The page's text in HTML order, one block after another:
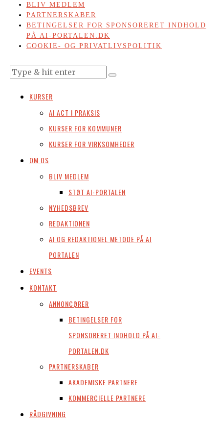
BLIV MEDLEM
PARTNERSKABER
BETINGELSER FOR SPONSORERET INDHOLD
PÅ AI-PORTALEN.DK
COOKIE- OG PRIVATLIVSPOLITIK
KURSER
AI ACT I PRAKSIS
KURSER FOR KOMMUNER
KURSER FOR VIRKSOMHEDER
OM OS
BLIV MEDLEM
STØT AI-PORTALEN
NYHEDSBREV
REDAKTIONEN
AI OG REDAKTIONEL METODE PÅ AI
PORTALEN
EVENTS
KONTAKT
ANNONCØRER
BETINGELSER FOR
SPONSORERET INDHOLD PÅ AI-
PORTALEN.DK
PARTNERSKABER
AKADEMISKE PARTNERE
KOMMERCIELLE PARTNERE
RÅDGIVNING